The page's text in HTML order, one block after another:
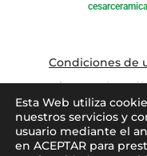
Condiciones de
Aviso Legal–
Esta Web utiliza
nuestros servicios y
usuario mediante el
en ACEPTAR para